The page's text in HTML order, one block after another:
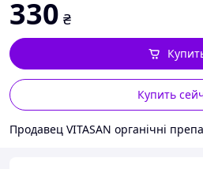
330 ₴
Купить